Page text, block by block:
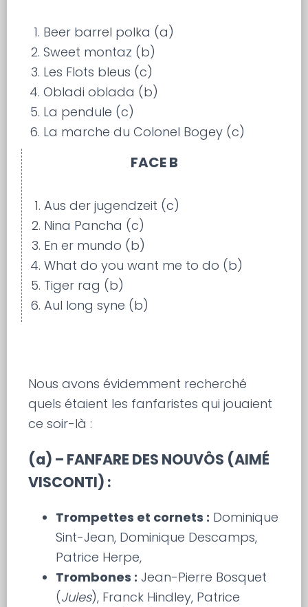
Beer barrel polka (a)
Sweet montaz (b)
Les Flots bleus (c)
Obladi oblada (b)
La pendule (c)
La marche du Colonel Bogey (c)
FACE B
Aus der jugendzeit (c)
Nina Pancha (c)
En er mundo (b)
What do you want me to do (b)
Tiger rag (b)
Aul long syne (b)
Nous avons évidemment recherché
quels étaient les fanfaristes qui jouaient
ce soir-là :
(a) – FANFARE DES NOUVÔS (AIMÉ
VISCONTI) :
Trompettes et cornets : Dominique
Sint-Jean, Dominique Descamps,
Patrice Herpe,
Trombones : Jean-Pierre Bosquet
(Jules), Franck Hindley, Patrice